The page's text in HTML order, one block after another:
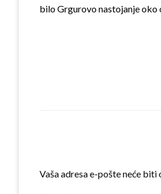
bilo Grgurovo nastojanje oko
Vaša adresa e-pošte neće biti